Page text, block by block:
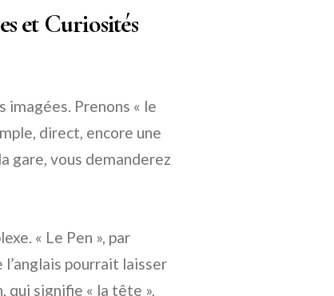
et Curiosités
imagées. Prenons « le
direct, encore une
gare, vous demanderez
« Le Pen », par
l’anglais pourrait laisser
qui signifie « la tête »,